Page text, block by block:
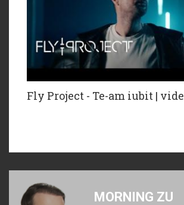
Fly Project - Te-am iubit |
MORNING ZU